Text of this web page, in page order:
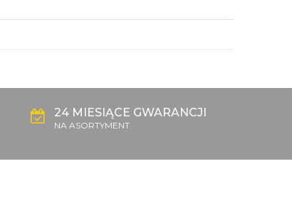
24 MIESIĄCE GWARANCJI
NA ASORTYMENT